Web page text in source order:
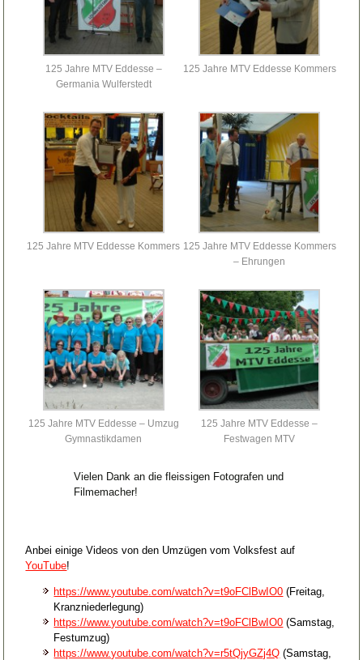
125 Jahre MTV Eddesse –
Germania Wulferstedt
125 Jahre MTV Eddesse Kommers
125 Jahre MTV Eddesse Kommers 125 Jahre MTV Eddesse Kommers
– Ehrungen
125 Jahre MTV Eddesse – Umzug
Gymnastikdamen
125 Jahre MTV Eddesse –
Festwagen MTV
Vielen Dank an die fleissigen Fotografen und
Filmemacher!
Anbei einige Videos von den Umzügen vom Volksfest auf
YouTube!
https://www.youtube.com/watch?v=t9oFClBwIO0 (Freitag,
Kranzniederlegung)
https://www.youtube.com/watch?v=t9oFClBwIO0 (Samstag,
Festumzug)
https://www.youtube.com/watch?v=r5tQjyGZj4Q (Samstag,